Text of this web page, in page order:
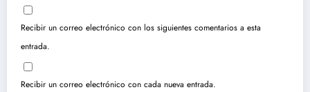
Recibir un correo electrónico con los siguientes comentarios a esta
entrada.
Recibir un correo electrónico con cada nueva entrada.